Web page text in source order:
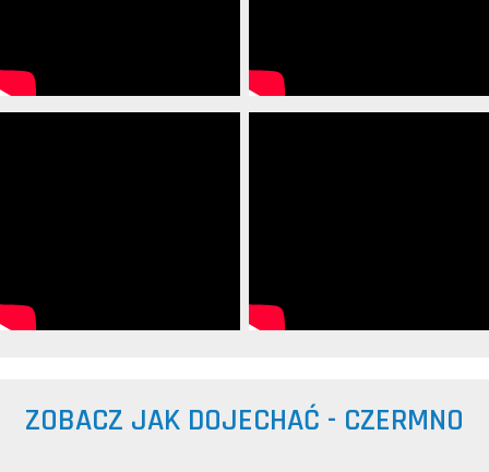
ZOBACZ JAK DOJECHAĆ - CZERMNO